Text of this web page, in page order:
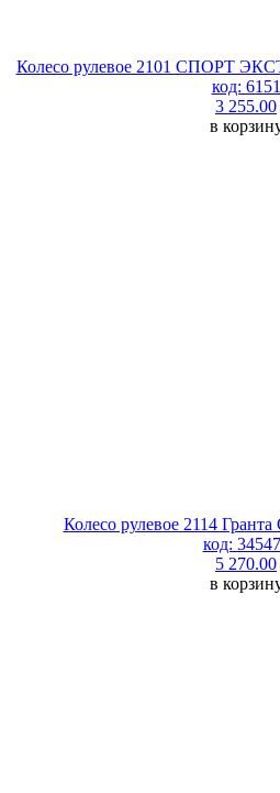
Колесо рулевое 2101 СПОРТ
код: 6151
3 255.00
в
Колесо рулевое 2114
код:
5 270.00
в